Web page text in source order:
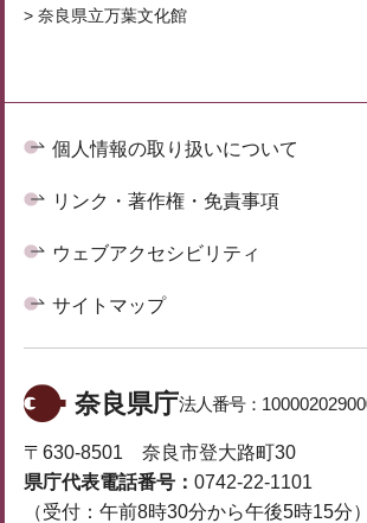
> 奈良県立万葉文化館
個人情報の取り扱いについて
リンク・著作権・免責事項
ウェブアクセシビリティ
サイトマップ
奈良県庁法人番号：
〒630-8501 奈良市登大路町30
県庁代表電話番号： 0742-22-1101
（受付：午前8時30分から午後5時15分）